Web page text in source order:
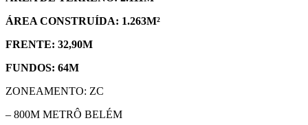
ÁREA CONSTRUÍDA: 1.263M²
FRENTE: 32,90M
FUNDOS: 64M
ZONEAMENTO: ZC
– 800M METRÔ BELÉM